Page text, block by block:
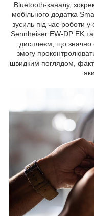
Bluetooth-каналу,
мобільного додатка
зусиль під час роботи у
Sennheiser EW-DP EK
дисплеєм, що значно
змогу
швидким поглядом,